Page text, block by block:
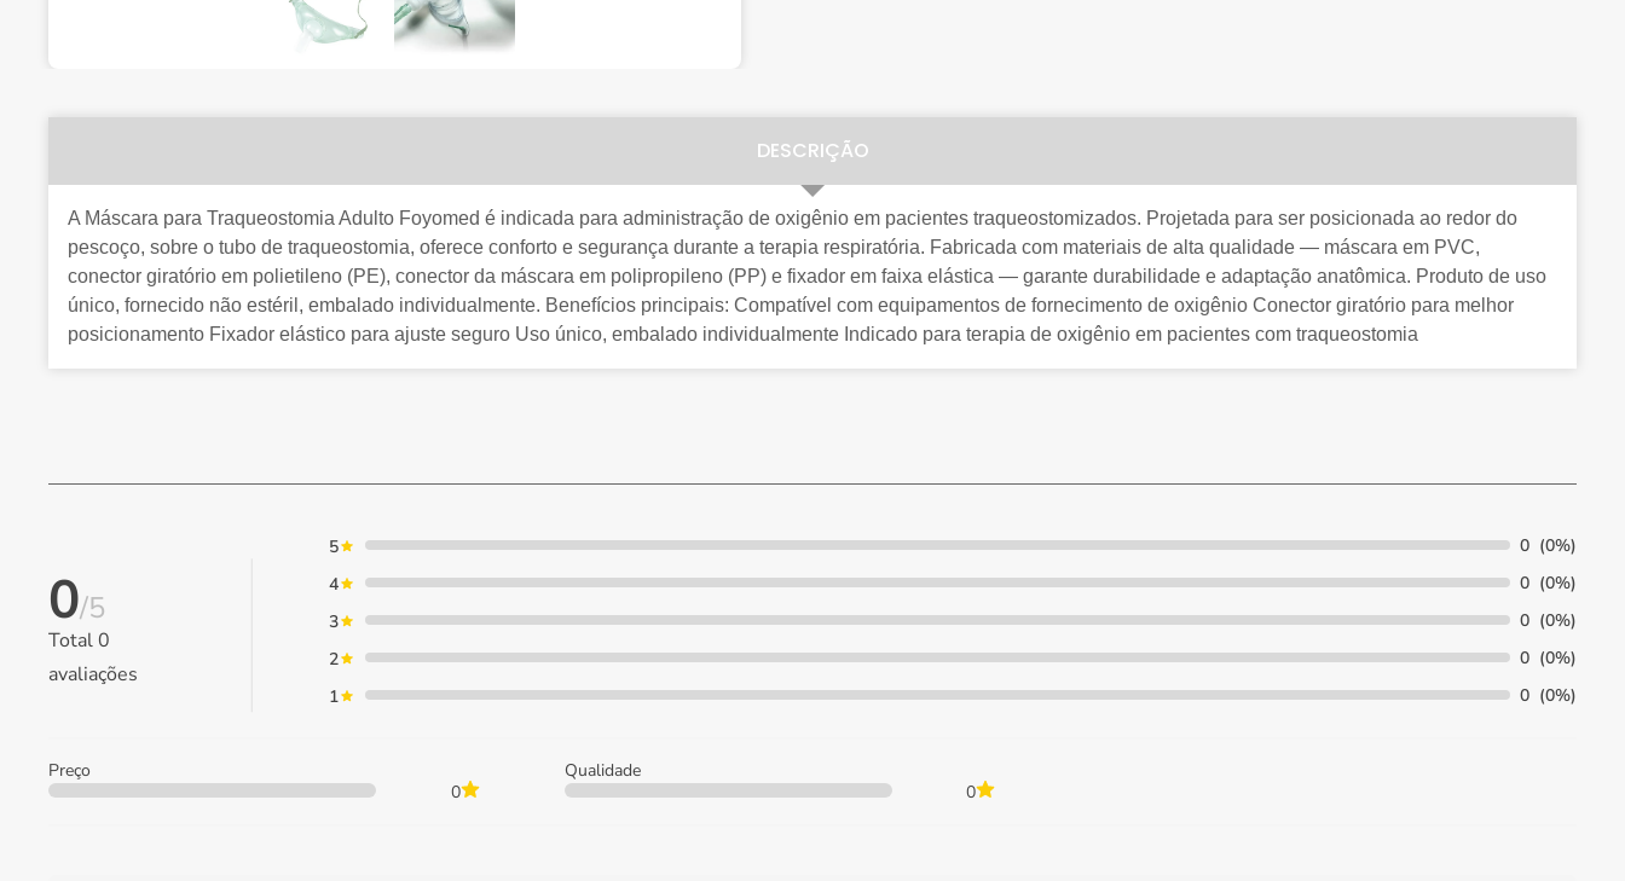
DESCRIÇÃO
A Máscara para Traqueostomia Adulto Foyomed é indicada para administração de oxigênio em pacientes traqueostomizados. Projetada para ser posicionada ao redor do
pescoço, sobre o tubo de traqueostomia, oferece conforto e segurança durante a terapia respiratória. Fabricada com materiais de alta qualidade — máscara em PVC,
conector giratório em polietileno (PE), conector da máscara em polipropileno (PP) e fixador em faixa elástica — garante durabilidade e adaptação anatômica. Produto de uso
único, fornecido não estéril, embalado individualmente. Benefícios principais: Compatível com equipamentos de fornecimento de oxigênio Conector giratório para melhor
posicionamento Fixador elástico para ajuste seguro Uso único, embalado individualmente Indicado para terapia de oxigênio em pacientes com traqueostomia
0/5
Total0
avaliações
5 0 (0%)
4
0 (0%)
3
0 (0%)
2
0 (0%)
1
0 (0%)
Preço
0
Qualidade
0